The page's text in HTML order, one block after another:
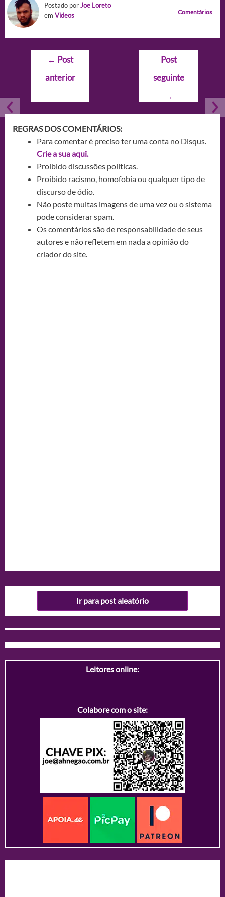
Postado porJoe Loreto
em Videos Comentários
Navegação
Post
← Post
anterior
Post
seguinte
→
REGRAS DOS COMENTÁRIOS:
Para comentar é preciso ter uma conta no Disqus.
Crie a sua aqui.
Proibido discussões políticas.
Proibido racismo, homofobia ou qualquer tipo de
discurso de ódio.
Não poste muitas imagens de uma vez ou o sistema
pode considerar spam.
Os comentários são de responsabilidade de seus
autores e não refletem em nada a opinião do
criador do site.
Ir para post aleatório
Leitores online:
Colabore com o site: